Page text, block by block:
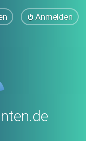
Anmelden